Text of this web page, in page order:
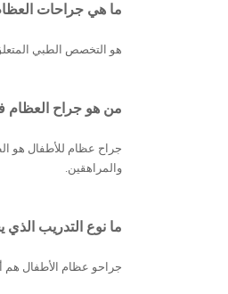
ما هي جراحات
هو التخصص الطبي
من هو جراح العظام
جراح عظام للأطفال هو
والمراهقين
ما نوع التدريب
جراحو عظام الأطفال هم